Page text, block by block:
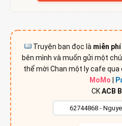
Truyện bạn đọc là miễn phí
bên mình và muốn gửi một
thể mời Chan một ly cafe qua
MoMo |
CKACB